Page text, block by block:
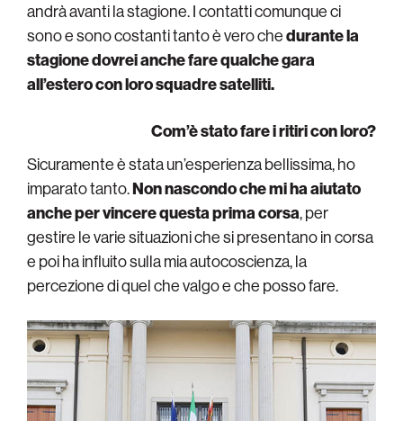
andrà avanti la stagione. I contatti comunque ci
sono e sono costanti tanto è vero chedurante la
stagione dovrei anche fare qualche gara
all’estero con loro squadre satelliti.
Com’è stato fare i ritiri con loro?
Sicuramente è stata un’esperienza bellissima, ho
imparato tanto.Non nascondo che mi ha aiutato
anche per vincere questa prima corsa, per
gestire le varie situazioni che si presentano in corsa
e poi ha influito sulla mia autocoscienza, la
percezione di quel che valgo e che posso fare.